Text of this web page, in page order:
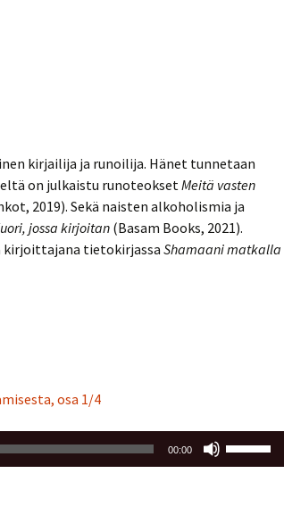
kirjailija ja runoilija. Hänet tunnetaan
on julkaistu runoteoksetMeitä vasten
2019). Sekä naisten alkoholismia ja
jossa kirjoitan(Basam Books, 2021).
kirjoittajana tietokirjassaShamaani matkalla
osa 1/4
00:00